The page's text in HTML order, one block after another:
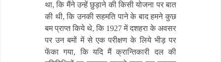
था, कि मैंने उन्हें छुड़ाने की किसी योजना पर बात
की थी, कि उनकी सहमति पाने के बाद हमने कुछ
बम प्राप्त किये थे, कि 1927 में दशहरा के अवसर
पर उन बमों में से एक परीक्षण के लिये भीड़ पर
फेंका गया, कि यदि मैं क्रान्तिकारी दल की